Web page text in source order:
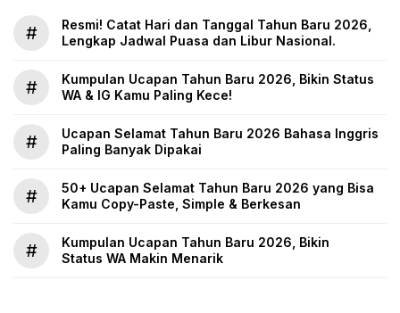
#
Resmi! Catat Hari dan Tanggal Tahun Baru 2026,
Lengkap Jadwal Puasa dan Libur Nasional.
#
Kumpulan Ucapan Tahun Baru 2026, Bikin Status
WA & IG Kamu Paling Kece!
#
Ucapan Selamat Tahun Baru 2026 Bahasa Inggris
Paling Banyak Dipakai
#
50+ Ucapan Selamat Tahun Baru 2026 yang Bisa
Kamu Copy-Paste, Simple & Berkesan
#
Kumpulan Ucapan Tahun Baru 2026, Bikin
Status WA Makin Menarik